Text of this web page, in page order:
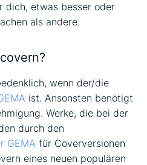
dich, etwas besser oder
als andere.
wenn der/die
ist. Ansonsten benötigt
Werke, die bei der
durch den
GEMA für Coverversionen
eines neuen populären